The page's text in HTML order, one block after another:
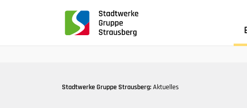
Navigation
Tabulatorentaste:Stadtwerke Gruppe Strausberg:Aktuelles